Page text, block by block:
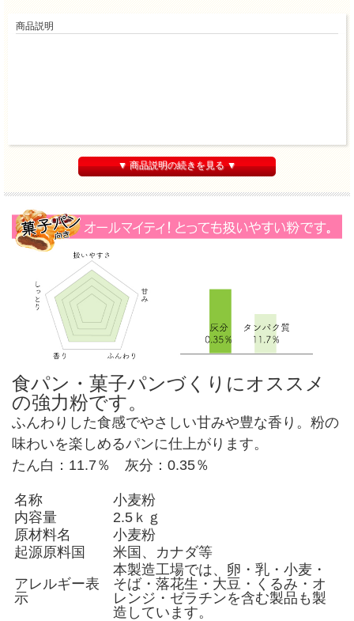
商品説明
▼ 商品説明の続きを見る ▼
食パン・菓子パンづくりにオススメ
の強力粉です。
ふんわりした食感でやさしい甘みや豊な香り。粉の
味わいを楽しめるパンに仕上がります。
たん白：11.7％ 灰分：0.35％
名称
小麦粉
内容量
2.5ｋｇ
原材料名
小麦粉
起源原料国
米国、カナダ等
アレルギー表
示
本製造工場では、卵・乳・小麦・
そば・落花生・大豆・くるみ・オ
レンジ・ゼラチンを含む製品も製
造しています。